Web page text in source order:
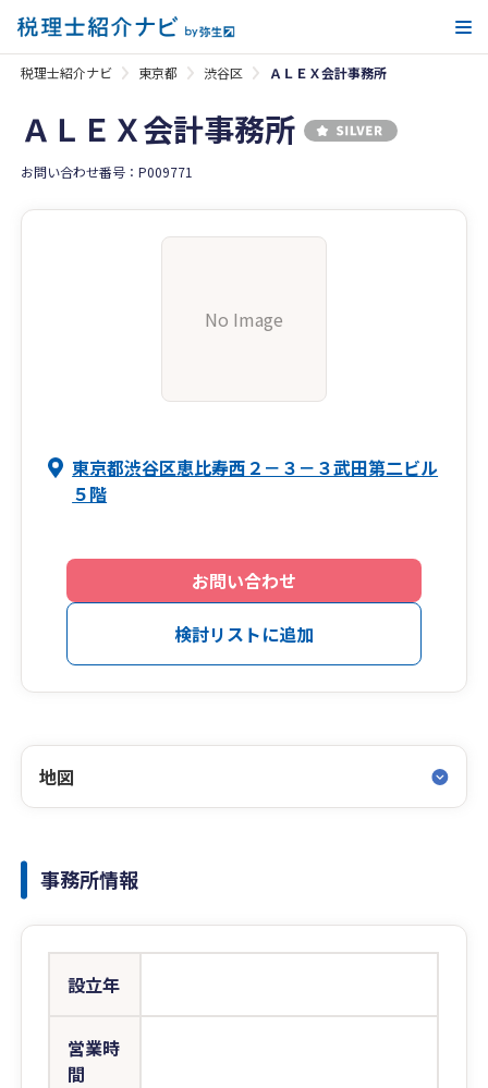
税理士紹介ナビ 東京都 渋谷区 ＡＬＥＸ会計事務所
ＡＬＥＸ会計事務所
お問い合わせ番号：P009771
No Image
東京都渋谷区恵比寿西２－３－３武田第二ビル
５階
お問い合わせ
検討リストに追加
地図
事務所情報
設立年
営業時
間